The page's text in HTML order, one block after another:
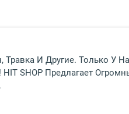
И Другие. Только У
SHOP Предлагает